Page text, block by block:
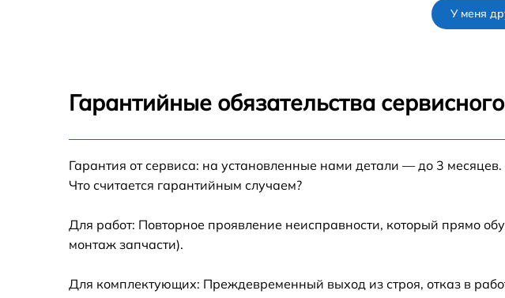
Замена системы охлаждения Microsoft Studio
У меня
Гарантийные обязательства
Гарантия от сервиса: на установленные нами детали — до 3 месяцев.
Что считается гарантийным случаем?
Для работ: Повторное проявление неисправности, который прямо
монтаж запчасти).
Для комплектующих: Преждевременный выход из строя, отказ в